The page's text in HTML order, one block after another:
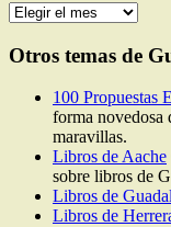
Búsqueda
el
Otros temas de
100 Propuestas
forma novedosa
maravillas.
Libros de Aache
sobre libros de
Libros de
Libros de